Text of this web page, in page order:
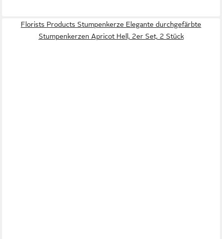
Florists Products Stumpenkerze Elegante durchgefärbte
Stumpenkerzen Apricot Hell, 2er Set, 2 Stück